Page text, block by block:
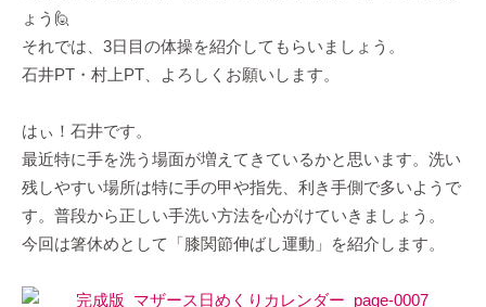
ょう🙋
それでは、3日目の体操を紹介してもらいましょう。
石井PT・村上PT、よろしくお願いします。
はぃ！石井です。
最近特に手を洗う場面が増えてきているかと思います。洗い
残しやすい場所は特に手の甲や指先、利き手側で多いようで
す。普段から正しい手洗い方法を心がけていきましょう。
今回は箸休めとして「膝関節伸ばし運動」を紹介します。